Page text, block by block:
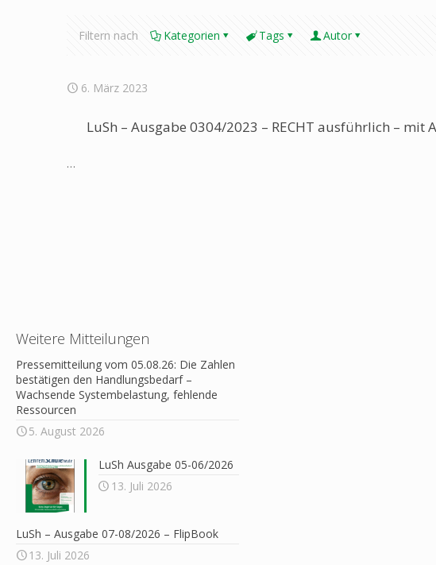
Filtern nach Kategorien Tags Autor
6. März 2023
LuSh – Ausgabe 0304/2023 – RECHT ausführlich – mit
…
Weitere Mitteilungen
Pressemitteilung vom 05.08.26: Die Zahlen
bestätigen den Handlungsbedarf –
Wachsende Systembelastung, fehlende
Ressourcen
5. August 2026
LuSh Ausgabe 05-06/2026
13. Juli 2026
LuSh – Ausgabe 07-08/2026 – FlipBook
13. Juli 2026